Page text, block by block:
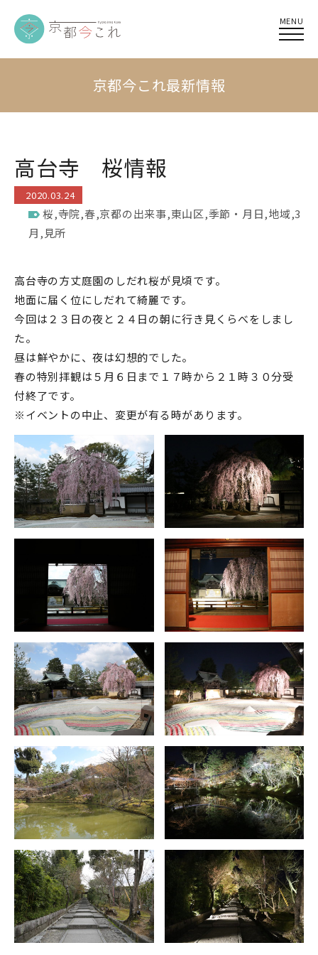
MENU
京都今これ最新情報
高台寺 桜情報
2020.03.24
桜,寺院,春,京都の出来事,東山区,季節・月日,地域,3
月 ,見所
高台寺の方丈庭園のしだれ桜が見頃です。
地面に届く位にしだれて綺麗です。
今回は２３日の夜と２４日の朝に行き見くらべをしまし
た。
昼は鮮やかに、夜は幻想的でした。
春の特別拝観は５月６日まで１７時から２１時３０分受
付終了です。
※イベントの中止、変更が有る時があります。